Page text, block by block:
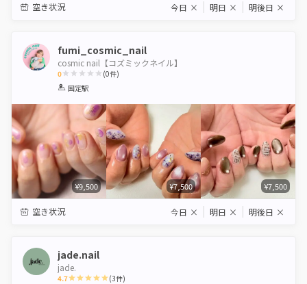
空き状況 今日 × 明日 × 明後日 ×
fumi_cosmic_nail
cosmic nail【コズミックネイル】
0
1 2 3 4
(0件)
国定駅
¥9,500 ¥7,500 ¥7,500
空き状況 今日 × 明日 × 明後日 ×
jade.nail
jade.
4.7 (3件)